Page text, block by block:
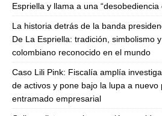
Espriella y llama a una
La historia detrás de la banda
De La Espriella: tradición, simbolismo
colombiano reconocido en el mundo
Caso Lili Pink: Fiscalía amplía
de activos y pone bajo la lupa a
entramado empresarial